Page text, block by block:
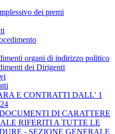
dei premi
organi di indirizzo politico
dei Dirigenti
E CONTRATTI DALL' 1
DI CARATTERE
RIFERITI A TUTTE LE
- SEZIONE GENERALE